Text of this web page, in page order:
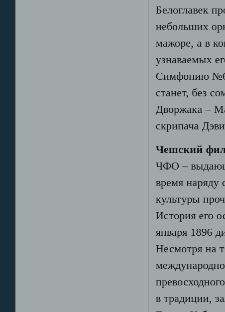
Белоглавек
небольших
мажоре, а в
узнаваемых
Симфонию
станет, без
Дворжака –
скрипача
Чешский
ЧФО –
время наряду
культуры
История его
января 1896
Несмотря на
в традиции,